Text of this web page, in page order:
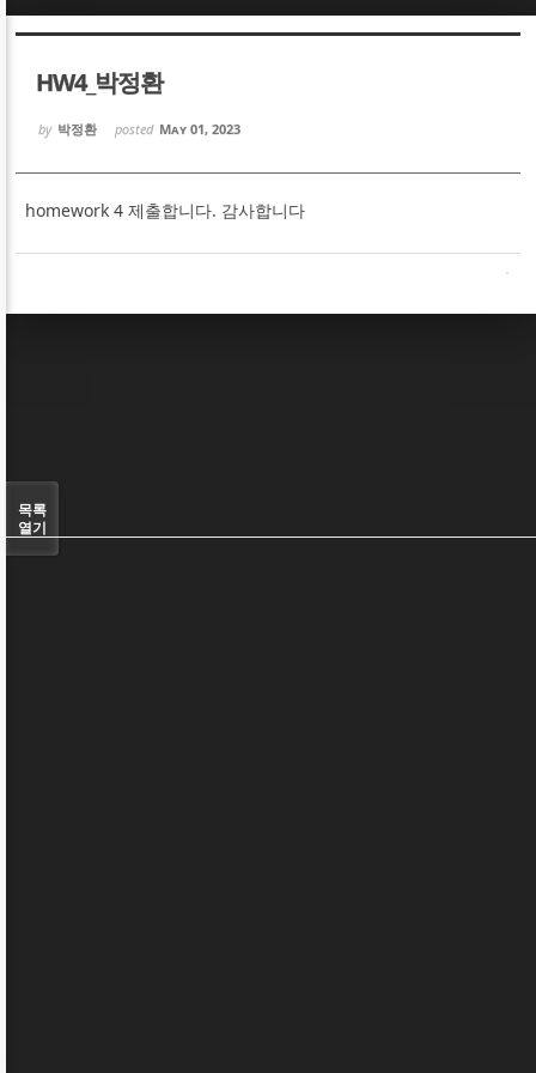
HW4_박정환
by 박정환 posted May 01, 2023
homework 4 제출합니다. 감사합니다
목록
열기
Sketchbook5, 스케치북5
Sketchbook5, 스케치북5
Sketchbook5, 스케치북5
Sketchbook5, 스케치북5